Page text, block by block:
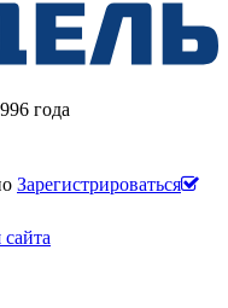
года
Зарегистрироваться